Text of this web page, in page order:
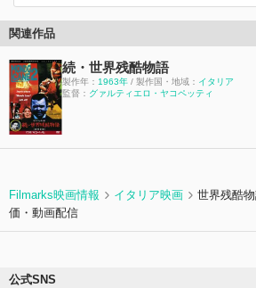
関連作品
続・世界残酷物語
製作年： 1963年 / 製作国・地域： イタリア
監督： グァルティエロ・ヤコペッティ
Filmarks映画情報 イタリア映画
世界残酷
価・動画配信
公式SNS